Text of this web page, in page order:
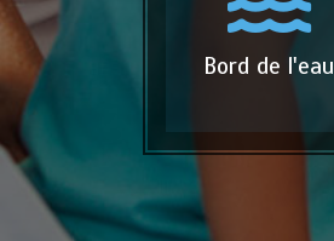
Bord de l'eau